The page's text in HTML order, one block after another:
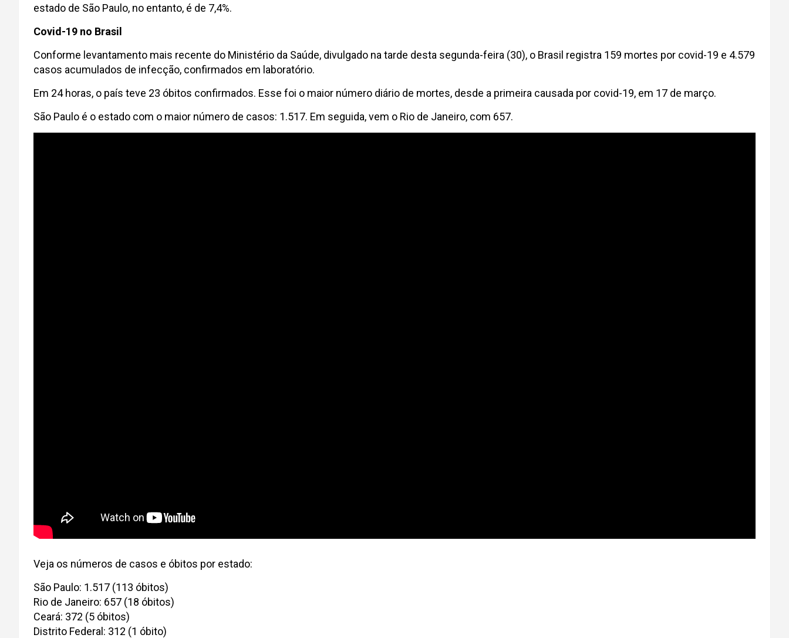
estado de São Paulo, no entanto, é de 7,4%.
Covid-19 no Brasil
Conforme levantamento mais recente do Ministério da Saúde, divulgado na tarde desta segunda-feira (30), o Brasil registra 159 mortes por covid-19 e 4.579
casos acumulados de infecção, confirmados em laboratório.
Em 24 horas, o país teve 23 óbitos confirmados. Esse foi o maior número diário de mortes, desde a primeira causada por covid-19, em 17 de março.
São Paulo é o estado com o maior número de casos: 1.517. Em seguida, vem o Rio de Janeiro, com 657.
Veja os números de casos e óbitos por estado:
São Paulo: 1.517 (113 óbitos)
Rio de Janeiro: 657 (18 óbitos)
Ceará: 372 (5 óbitos)
Distrito Federal: 312 (1 óbito)